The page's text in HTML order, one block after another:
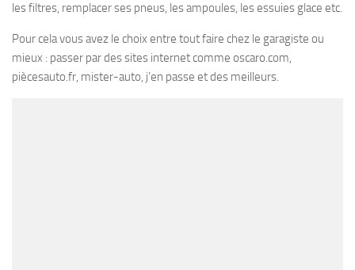
les filtres, remplacer ses pneus, les ampoules, les essuies glace etc.
Pour cela vous avez le choix entre tout faire chez le garagiste ou
mieux : passer par des sites internet comme oscaro.com,
piècesauto.fr, mister-auto, j’en passe et des meilleurs.